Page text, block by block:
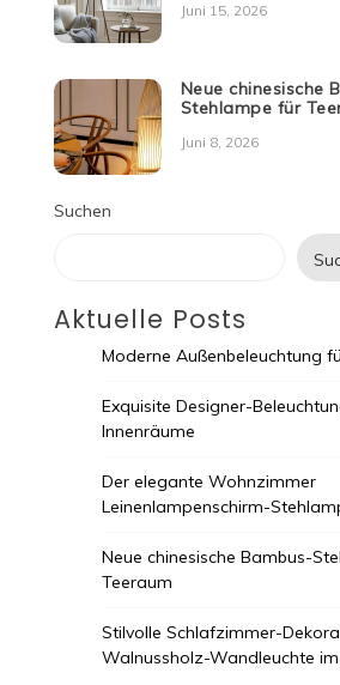
Juni 15, 2026
Neue chinesische
Stehlampe für
Juni 8, 2026
Suchen
Aktuelle Posts
Moderne Außenbeleuchtung
Exquisite Designer-
Innenräume
Der elegante Wohnzimmer
Leinenlampenschirm-
Neue chinesische Bambus-
Teeraum
Stilvolle Schlafzimmer-
Walnussholz-Wandleuchte